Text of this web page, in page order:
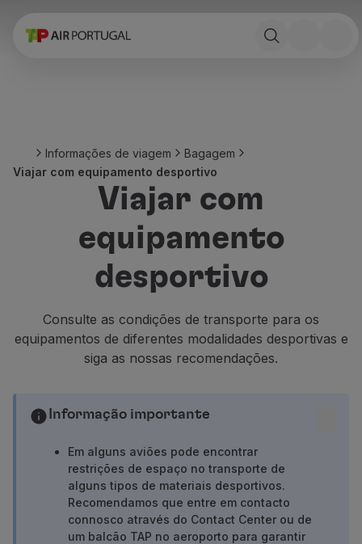
Reservar
Stopover
Informações de viagem
Necessidades especiais
Viajar com animais
Bebés e crianças
Requisitos e documentação
A bordo
Voar em Business
Voar em Economy Prime
Entretenimento
Gerir reserva
Gestão da Reserva
Extras e Upgrades
Fatura online
TAP Vouchers
Informações de viagem
Bagagem
Viajar com equipamento desportivo
Viajar com
equipamento
desportivo
Consulte as condições de transporte para os
equipamentos de diferentes modalidades desportivas e
siga as nossas recomendações.
Informação importante
Em alguns aviões pode encontrar
restrições de espaço no transporte de
alguns tipos de materiais desportivos.
Recomendamos que entre em contacto
connosco através do Contact Center ou de
um balcão TAP no aeroporto para garantir